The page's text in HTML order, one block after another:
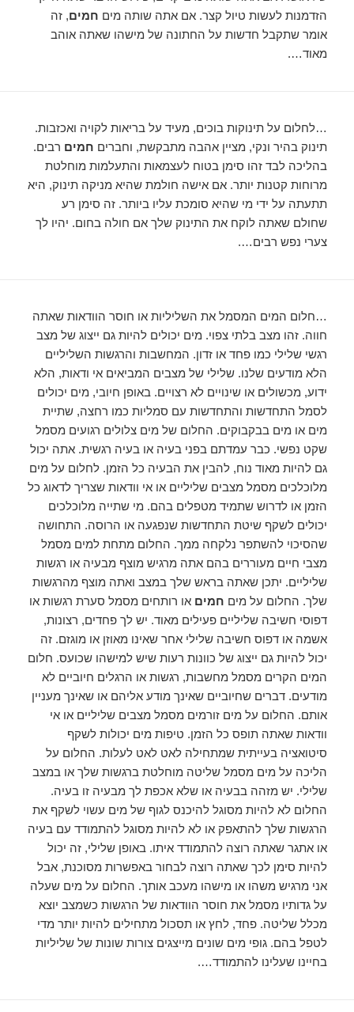
הזדמנות לעשות טיול קצר. אם אתה שותה מים חמים, זה
אומר שתקבל חדשות על החתונה של מישהו שאתה אוהב
מאוד….
…לחלום על תינוקות בוכים, מעיד על בריאות לקויה ואכזבות.
תינוק בהיר ונקי, מציין אהבה מתבקשת, וחברים חמים רבים.
בהליכה לבד זהו סימן בטוח לעצמאות והתעלמות מוחלטת
מרוחות קטנות יותר. אם אישה חולמת שהיא מניקה תינוק, היא
תתעתה על ידי מי שהיא סומכת עליו ביותר. זה סימן רע
שחולם שאתה לוקח את התינוק שלך אם חולה בחום. יהיו לך
צערי נפש רבים….
…חלום המים המסמל את השליליות או חוסר הוודאות שאתה
חווה. זהו מצב בלתי צפוי. מים יכולים להיות גם ייצוג של מצב
רגשי שלילי כמו פחד או זדון. המחשבות והרגשות השליליים
הלא מודעים שלנו. שלילי של מצבים המביאים אי ודאות, הלא
ידוע, מכשולים או שינויים לא רצויים. באופן חיובי, מים יכולים
לסמל התחדשות והתחדשות עם סמליות כמו רחצה, שתיית
מים או מים בבקבוקים. החלום של מים צלולים רגועים מסמל
שקט נפשי. כבר עמדתם בפני בעיה או בעיה רגשית. אתה יכול
גם להיות מאוד נוח, להבין את הבעיה כל הזמן. לחלום על מים
מלוכלכים מסמל מצבים שליליים או אי וודאות שצריך לדאוג כל
הזמן או לדרוש שתמיד מטפלים בהם. מי שתייה מלוכלכים
יכולים לשקף שיטת התחדשות שנפגעה או הרוסה. התחושה
שהסיכוי להשתפר נלקחה ממך. החלום מתחת למים מסמל
מצבי חיים מעוררים בהם אתה מרגיש מוצף מבעיה או רגשות
שליליים. יתכן שאתה בראש שלך במצב ואתה מוצף מהרגשות
שלך. החלום על מים חמים או רותחים מסמל סערת רגשות או
דפוסי חשיבה שליליים פעילים מאוד. יש לך פחדים, רצונות,
אשמה או דפוס חשיבה שלילי אחר שאינו מאוזן או מוגזם. זה
יכול להיות גם ייצוג של כוונות רעות שיש למישהו שכועס. חלום
המים הקרים מסמל מחשבות, רגשות או הרגלים חיוביים לא
מודעים. דברים שחיוביים שאינך מודע אליהם או שאינך מעניין
אותם. החלום על מים זורמים מסמל מצבים שליליים או אי
וודאות שאתה תופס כל הזמן. טיפות מים יכולות לשקף
סיטואציה בעייתית שמתחילה לאט לאט לעלות. החלום על
הליכה על מים מסמל שליטה מוחלטת ברגשות שלך או במצב
שלילי. יש מזהה בבעיה או שלא אכפת לך מבעיה זו בעיה.
החלום לא להיות מסוגל להיכנס לגוף של מים עשוי לשקף את
הרגשות שלך להתאפק או לא להיות מסוגל להתמודד עם בעיה
או אתגר שאתה רוצה להתמודד איתו. באופן שלילי, זה יכול
להיות סימן לכך שאתה רוצה לבחור באפשרות מסוכנת, אבל
אני מרגיש משהו או מישהו מעכב אותך. החלום על מים שעלה
על גדותיו מסמל את חוסר הוודאות של הרגשות כשמצב יוצא
מכלל שליטה. פחד, לחץ או תסכול מתחילים להיות יותר מדי
לטפל בהם. גופי מים שונים מייצגים צורות שונות של שליליות
בחיינו שעלינו להתמודד….